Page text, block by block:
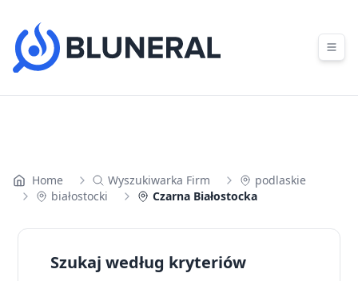
Home Wyszukiwarka Firm
podlaskie
białostocki
Czarna Białostocka
Szukaj według kryteriów